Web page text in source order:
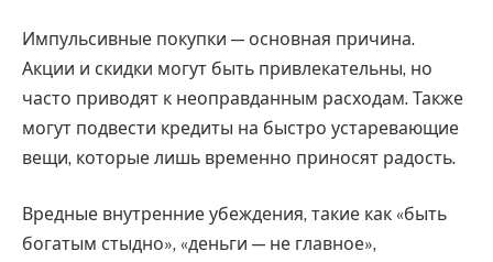
Импульсивные покупки — основная причина.
Акции и скидки могут быть привлекательны, но
часто приводят к неоправданным расходам. Также
могут подвести кредиты на быстро устаревающие
вещи, которые лишь временно приносят радость.
Вредные внутренние убеждения, такие как «быть
богатым стыдно», «деньги — не главное»,